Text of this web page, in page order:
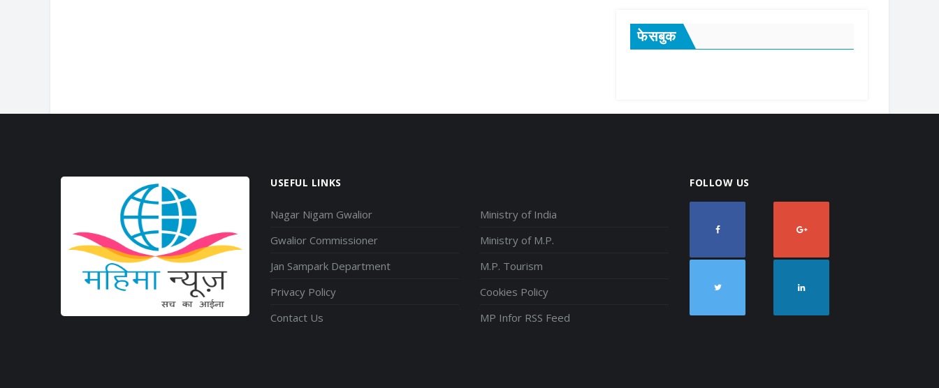
फेसबुक
USEFUL LINKS
Nagar Nigam Gwalior
Gwalior Commissioner
Jan Sampark Department
Privacy Policy
Contact Us
Ministry of India
Ministry of M.P.
M.P. Tourism
Cookies Policy
MP Infor RSS Feed
FOLLOW US